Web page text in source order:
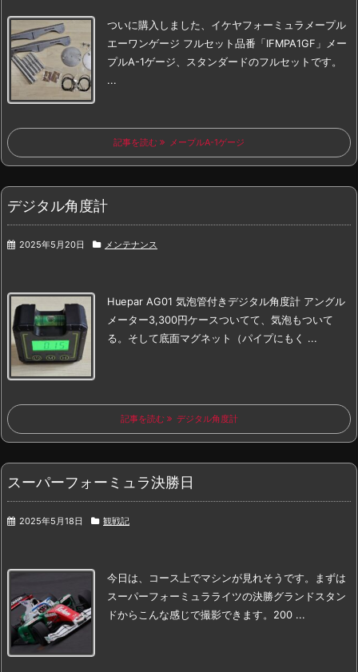
ついに購入しました、 イケヤフォーミュラ メープル
エーワンゲージ フルセット 品番「IFMPA1GF」 メー
プルA-1ゲージ、スタンダードのフルセットです。
...
記事を読む メープルA-1ゲージ
デジタル角度計
2025年5月20日 メンテナンス
Huepar AG01 気泡管付きデジタル角度計 アングル
メーター3,300円ケースついてて、 気泡もついて
る。 そして底面マグネット（パイプにもく ...
記事を読む デジタル角度計
スーパーフォーミュラ決勝日
2025年5月18日 観戦記
今日は、コース上でマシンが見れそうです。
まずは
スーパーフォーミュラライツの決勝グランドスタン
ドから こんな感じで撮影できます。 200 ...